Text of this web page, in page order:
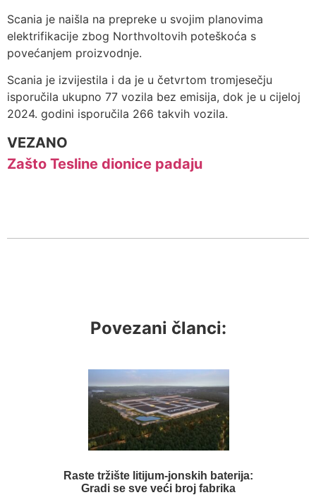
Scania je naišla na prepreke u svojim planovima
elektrifikacije zbog Northvoltovih poteškoća s
povećanjem proizvodnje.
Scania je izvijestila i da je u četvrtom tromjesečju
isporučila ukupno 77 vozila bez emisija, dok je u cijeloj
2024. godini isporučila 266 takvih vozila.
VEZANO
Zašto Tesline dionice padaju
Povezani članci:
Raste tržište litijum-jonskih baterija:
Gradi se sve veći broj fabrika